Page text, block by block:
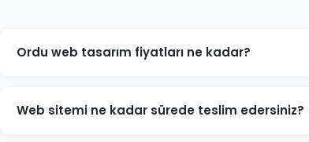
Ordu web tasarım fiyatları ne kadar?
e-ticaret sitesi ve özel yazılım projeleri için farklı
Web sitemi ne kadar sürede teslim edersiniz?